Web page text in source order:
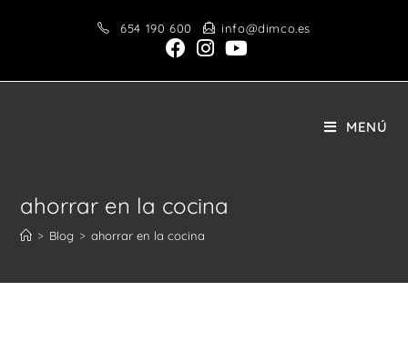
654 190 600 info@dimco.es
MENÚ
ahorrar en la cocina
> Blog > ahorrar en la cocina